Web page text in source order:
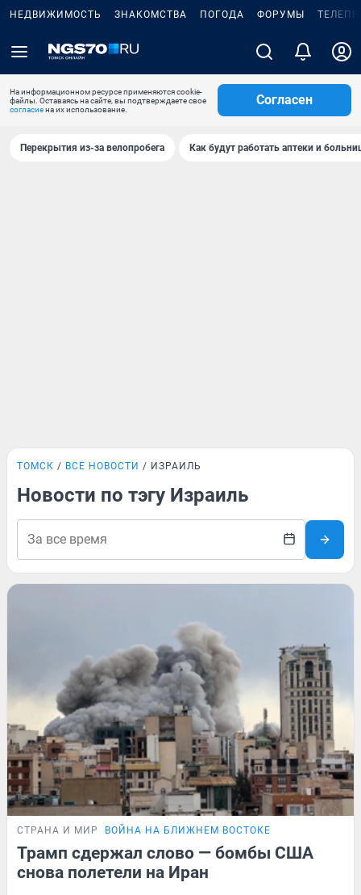
НЕДВИЖИМОСТЬ ЗНАКОМСТВА ПОГОДА ФОРУМЫ
На информационном ресурсе применяются cookie-
файлы. Оставаясь на сайте, вы подтверждаете свое
согласиена их использование.
Согласен
Перекрытия из-за велопробега Как будут работать аптеки и
ТОМСК ВСЕ НОВОСТИ ИЗРАИЛЬ
Новости по тэгу Израиль
СТРАНА И МИР ВОЙНА НА БЛИЖНЕМ ВОСТОКЕ
Трамп сдержал слово — бомбы США
снова полетели на Иран